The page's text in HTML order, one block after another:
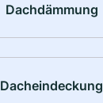
Dachdämmung
Dacheindeckung